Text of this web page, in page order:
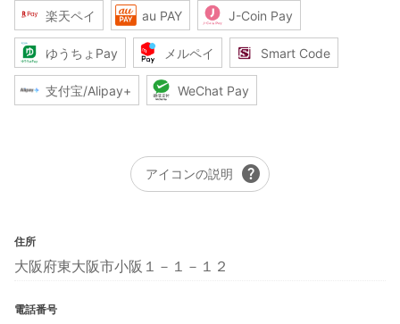
楽天ペイ au PAY J-Coin Pay
ゆうちょPay メルペイ Smart Code
支付宝/Alipay+ WeChat Pay
アイコンの説明 help
住所
大阪府東大阪市小阪１－１－１２
電話番号